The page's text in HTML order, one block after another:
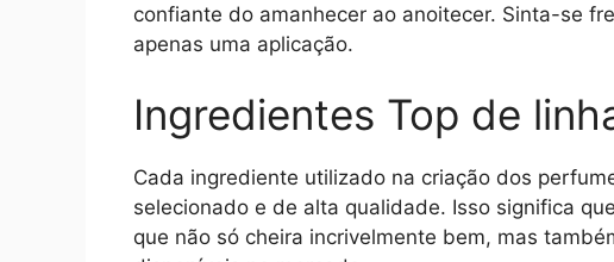
confiante do amanhecer ao anoitecer. Sinta-se
apenas uma aplicação.
Ingredientes Top de
Cada ingrediente utilizado na criação dos
selecionado e de alta qualidade. Isso significa
que não só cheira incrivelmente bem, mas